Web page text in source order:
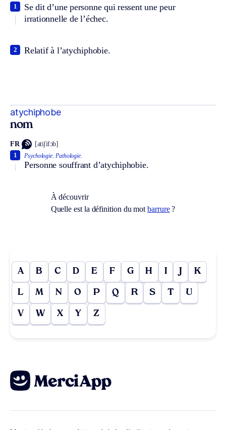
Se dit d’une personne qui ressent une peur
irrationnelle de l’échec.
1
Relatif à l’atychiphobie.
2
atychiphobe
nom
FR [atiʃifɔb]
Psychologie. Pathologie.
Personne souffrant d’atychiphobie.
1
À découvrir
Quelle est la définition du motbarrure?
A B C D E F G H I J K
L M N O P Q R S T U
V W X Y Z